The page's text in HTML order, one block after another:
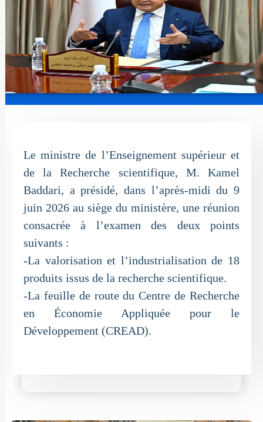
Le ministre de l’Enseignement supérieur et
de la Recherche scientifique, M. Kamel
Baddari, a présidé, dans l’après-midi du 9
juin 2026 au siège du ministère, une réunion
consacrée à l’examen des deux points
suivants :
-La valorisation et l’industrialisation de 18
produits issus de la recherche scientifique.
-La feuille de route du Centre de Recherche
en Économie Appliquée pour le
Développement (CREAD).